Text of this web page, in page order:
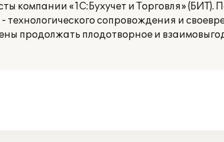
компании «1С:Бухучет и Торговля» (БИТ).
сопровождения и
продолжать плодотворное и